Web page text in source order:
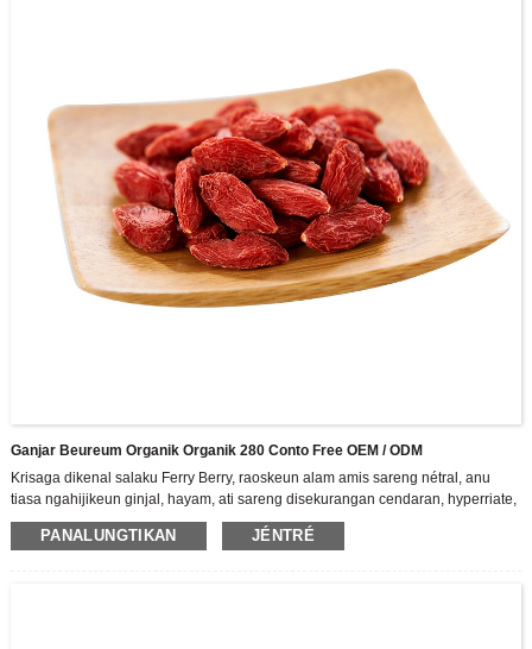
Ganjar Beureum Organik Organik 280 Conto Free OEM / ODM
Krisaga dikenal salaku Ferry Berry, raoskeun alam amis sareng nétral, anu
tiasa ngahijikeun ginjal, hayam, ati sareng disekurangan cendaran, hyperriate,
hyperdrastosis sareng kakurangan
Urang mangrupikeun édisi tinggi-téknologi tinggi intral R & D, produksi sareng
PANALUNGTIKAN JÉNTRÉ